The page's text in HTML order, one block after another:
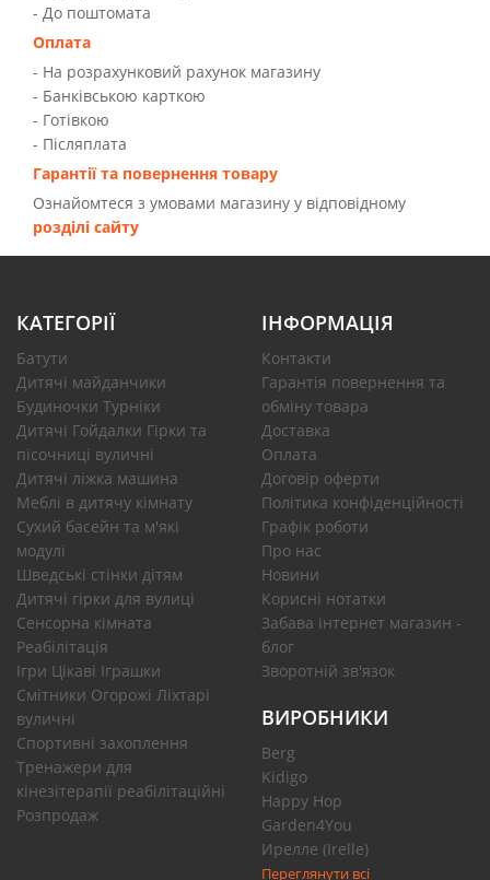
- До поштомата
Оплата
- На розрахунковий рахунок магазину
- Банківською карткою
- Готівкою
- Післяплата
Гарантії та повернення товару
Ознайомтеся з умовами магазину у відповідному
розділі сайту
КАТЕГОРІЇ
Батути
Дитячі майданчики
Будиночки Турніки
Дитячі Гойдалки Гірки та
пісочниці вуличні
Дитячі ліжка машина
Меблі в дитячу кімнату
Сухий басейн та м'які
модулі
Шведські стінки дітям
Дитячі гірки для вулиці
Сенсорна кімната
Реабілітація
Ігри Цікаві Іграшки
Смітники Огорожі Ліхтарі
вуличні
Спортивні захоплення
Тренажери для
кінезітерапії реабілітаційні
Розпродаж
ІНФОРМАЦІЯ
Контакти
Гарантія повернення та
обміну товара
Доставка
Оплата
Договір оферти
Політика конфіденційності
Графік роботи
Про нас
Новини
Корисні нотатки
Забава інтернет магазин -
блог
Зворотній зв'язок
ВИРОБНИКИ
Berg
Kidigo
Happy Hop
Garden4You
Ирелле (Irelle)
Переглянути всі